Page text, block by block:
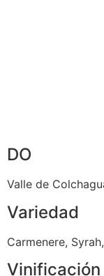
DO
Valle de
Variedad
Carmenere,
Vinificación